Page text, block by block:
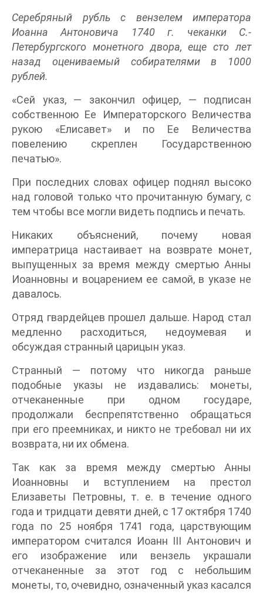
Серебряный рубль с вензелем императора
Иоанна Антоновича 1740 г. чеканки С.-
Петербургского монетного двора, еще сто лет
назад оцениваемый собирателями в 1000
рублей.
«Сей указ, — закончил офицер, — подписан
собственною Ее Императорского Величества
рукою «Елисавет» и по Ее Величества
повелению скреплен Государственною
печатью».
При последних словах офицер поднял высоко
над головой только что прочитанную бумагу, с
тем чтобы все могли видеть подпись и печать.
Никаких объяснений, почему новая
императрица настаивает на возврате монет,
выпущенных за время между смертью Анны
Иоанновны и воцарением ее самой, в указе не
давалось.
Отряд гвардейцев прошел дальше. Народ стал
медленно расходиться, недоумевая и
обсуждая странный царицын указ.
Странный — потому что никогда раньше
подобные указы не издавались: монеты,
отчеканенные при одном государе,
продолжали беспрепятственно обращаться
при его преемниках, и никто не требовал ни их
возврата, ни их обмена.
Так как за время между смертью Анны
Иоанновны и вступлением на престол
Елизаветы Петровны, т. е. в течение одного
года и тридцати девяти дней, с 17 октября 1740
года по 25 ноября 1741 года, царствующим
императором считался Иоанн III Антонович и
его изображение или вензель украшали
отчеканенные за этот год с небольшим
монеты, то, очевидно, означенный указ касался